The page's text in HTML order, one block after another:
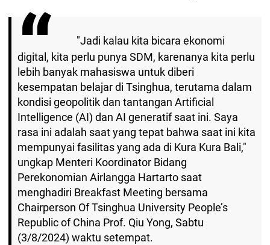
"Jadi kalau kita bicara ekonomi
digital, kita perlu punya SDM, karenanya kita perlu
lebih banyak mahasiswa untuk diberi
kesempatan belajar di Tsinghua, terutama dalam
kondisi geopolitik dan tantangan Artificial
Intelligence (AI) dan AI generatif saat ini. Saya
rasa ini adalah saat yang tepat bahwa saat ini kita
mempunyai fasilitas yang ada di Kura Kura Bali,"
ungkap Menteri Koordinator Bidang
Perekonomian Airlangga Hartarto saat
menghadiri Breakfast Meeting bersama
Chairperson Of Tsinghua University People’s
Republic of China Prof. Qiu Yong, Sabtu
(3/8/2024) waktu setempat.